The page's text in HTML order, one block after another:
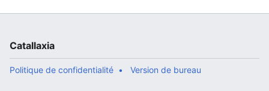
Catallaxia
Politique de confidentialité Version de bureau